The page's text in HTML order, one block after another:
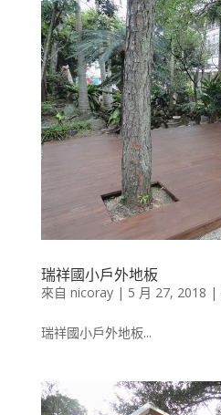
瑞祥國小戶外地板
來自 nicoray| 5 月 27, 2018 |
瑞祥國小戶外地板...